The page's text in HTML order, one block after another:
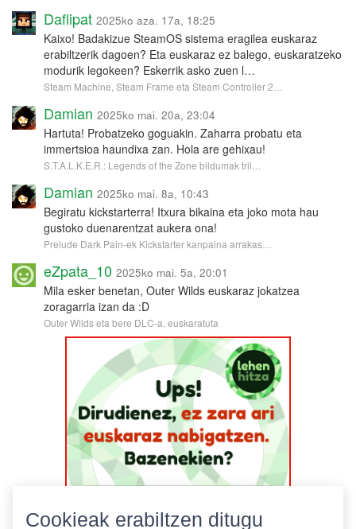
Daflipat 2025ko aza. 17a, 18:25
Kaixo! Badakizue SteamOS sistema eragilea euskaraz
erabiltzerik dagoen? Eta euskaraz ez balego, euskaratzeko
modurik legokeen? Eskerrik asko zuen l…
Steam Machine, Steam Frame eta Steam Controller 2…
Damian 2025ko mai. 20a, 23:04
Hartuta! Probatzeko goguakin. Zaharra probatu eta
immertsioa haundixa zan. Hola are gehixau!
S.T.A.L.K.E.R.: Legends of the Zone bildumak tril…
Damian 2025ko mai. 8a, 10:43
Begiratu kickstarterra! Itxura bikaina eta joko mota hau
gustoko duenarentzat aukera ona!
Prelude Dark Pain-ek Kickstarter kanpaina arrakas…
eZpata_10 2025ko mai. 5a, 20:01
Mila esker benetan, Outer Wilds euskaraz jokatzea
zoragarria izan da :D
Outer Wilds eta bere DLC-a, euskaratuta
Cookieak erabiltzen ditugu